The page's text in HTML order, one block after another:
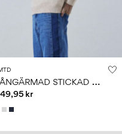
L
ÅNGÄRMAD STICKAD TRÖJA
kr